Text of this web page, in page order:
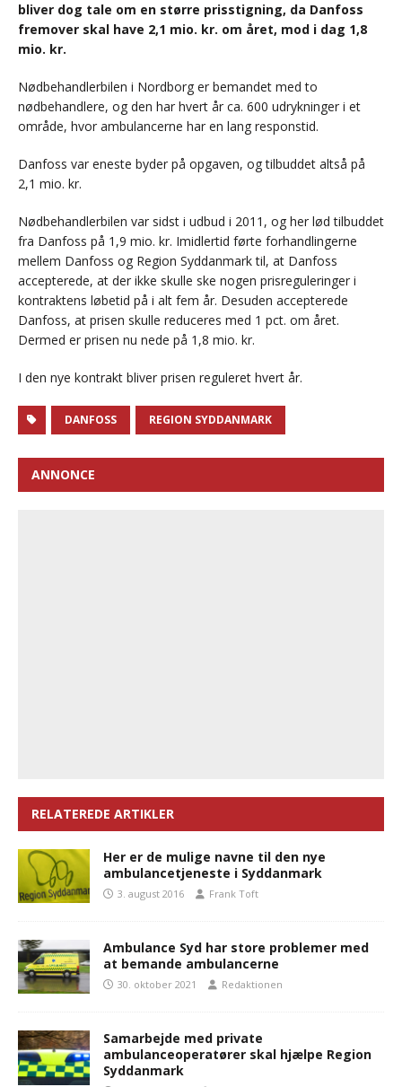
bliver dog tale om en større prisstigning, da Danfoss
fremover skal have 2,1 mio. kr. om året, mod i dag 1,8
mio. kr.
Nødbehandlerbilen i Nordborg er bemandet med to
nødbehandlere, og den har hvert år ca. 600 udrykninger i et
område, hvor ambulancerne har en lang responstid.
Danfoss var eneste byder på opgaven, og tilbuddet altså på
2,1 mio. kr.
Nødbehandlerbilen var sidst i udbud i 2011, og her lød tilbuddet
fra Danfoss på 1,9 mio. kr. Imidlertid førte forhandlingerne
mellem Danfoss og Region Syddanmark til, at Danfoss
accepterede, at der ikke skulle ske nogen prisreguleringer i
kontraktens løbetid på i alt fem år. Desuden accepterede
Danfoss, at prisen skulle reduceres med 1 pct. om året.
Dermed er prisen nu nede på 1,8 mio. kr.
I den nye kontrakt bliver prisen reguleret hvert år.
DANFOSS REGION SYDDANMARK
ANNONCE
RELATEREDE ARTIKLER
Her er de mulige navne til den nye
ambulancetjeneste i Syddanmark
3. august 2016 Frank Toft
Ambulance Syd har store problemer med
at bemande ambulancerne
30. oktober 2021 Redaktionen
Samarbejde med private
ambulanceoperatører skal hjælpe Region
Syddanmark